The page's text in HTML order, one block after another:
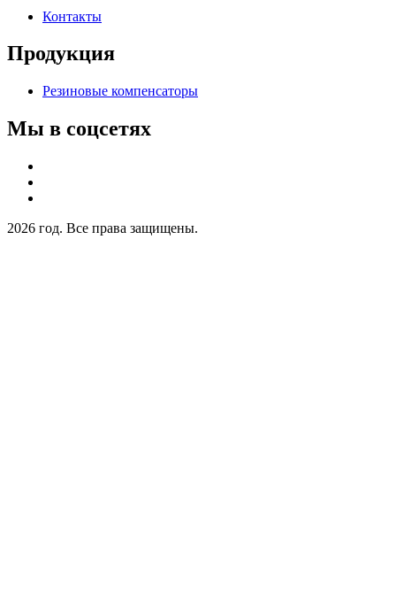
Контакты
Продукция
Резиновые компенсаторы
Мы в соцсетях
2026 год. Все права защищены.